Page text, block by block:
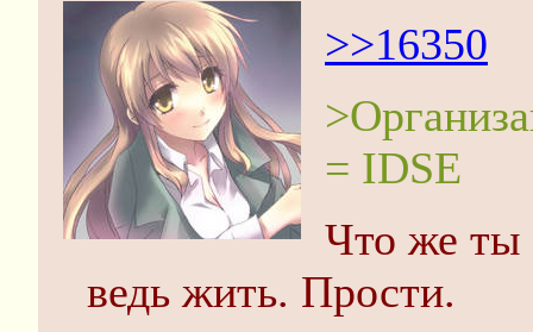
>>16350
= IDSE
Что же ты
ведь жить. Прости.